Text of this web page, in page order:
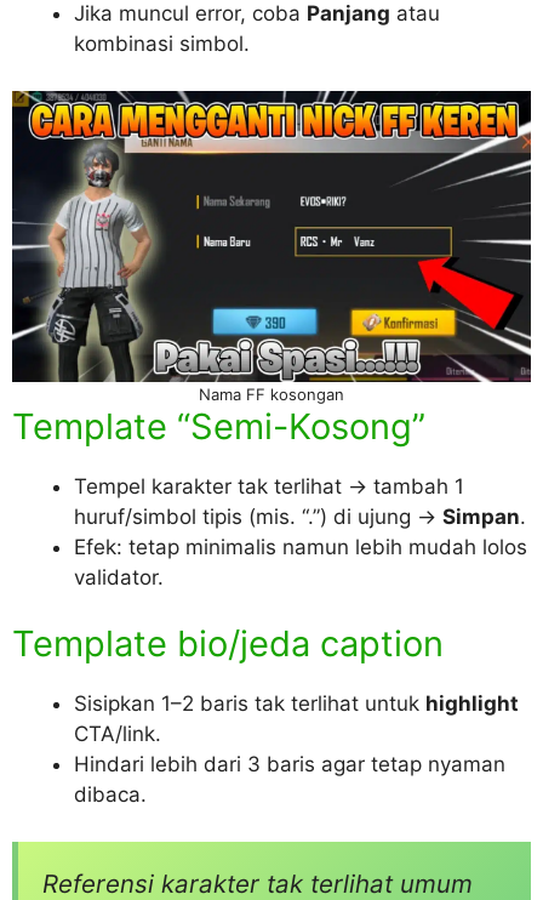
Jika muncul error, coba Panjang atau
kombinasi simbol.
Nama FF kosongan
Template “Semi-Kosong”
Tempel karakter tak terlihat → tambah 1
huruf/simbol tipis (mis. “.”) di ujung → Simpan.
Efek: tetap minimalis namun lebih mudah lolos
validator.
Template bio/jeda caption
Sisipkan 1–2 baris tak terlihat untuk highlight
CTA/link.
Hindari lebih dari 3 baris agar tetap nyaman
dibaca.
Referensi karakter tak terlihat umum